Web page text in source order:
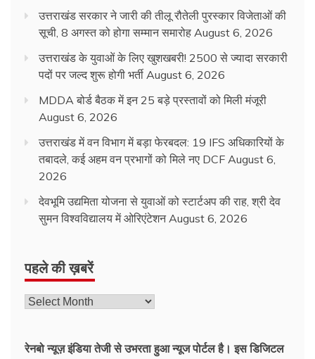
उत्तराखंड सरकार ने जारी की तीलू रौतेली पुरस्कार विजेताओं की
सूची, 8 अगस्त को होगा सम्मान समारोह August 6, 2026
उत्तराखंड के युवाओं के लिए खुशखबरी! 2500 से ज्यादा सरकारी
पदों पर जल्द शुरू होगी भर्ती August 6, 2026
MDDA बोर्ड बैठक में इन 25 बड़े प्रस्तावों को मिली मंजूरी
August 6, 2026
उत्तराखंड में वन विभाग में बड़ा फेरबदल: 19 IFS अधिकारियों के
तबादले, कई अहम वन प्रभागों को मिले नए DCF August 6,
2026
देवभूमि उद्यमिता योजना से युवाओं को स्टार्टअप की राह, श्री देव
सुमन विश्वविद्यालय में ओरिएंटेशन August 6, 2026
पहले की ख़बरें
रेनबो न्यूज़ इंडिया तेजी से उभरता हुआ न्‍यूज पोर्टल है। इस डिजिटल